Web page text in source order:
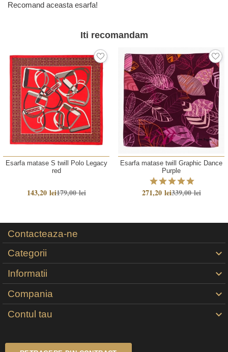
Recomand aceasta esarfa!
Iti recomandam
Esarfa matase S twill Polo Legacy
red
143,20 lei179,00 lei
Esarfa matase twill Graphic Dance
Purple
271,20 lei339,00 lei
Contacteaza-ne
Categorii

Informatii 
Compania 
Contul tau 